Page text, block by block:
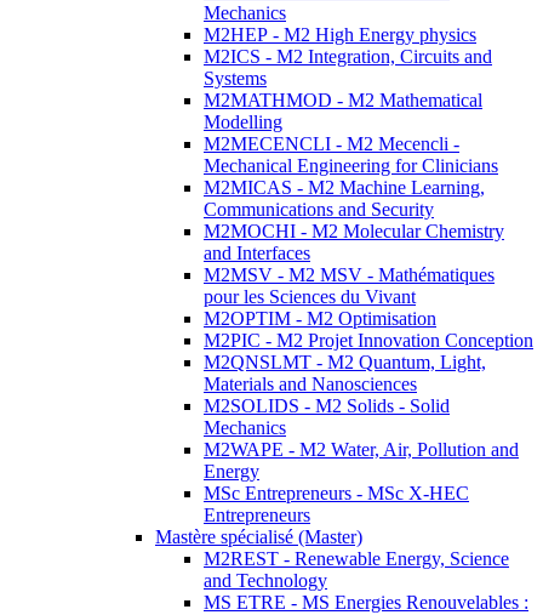
Mechanics
M2HEP - M2 High Energy physics
M2ICS - M2 Integration, Circuits and
Systems
M2MATHMOD - M2 Mathematical
Modelling
M2MECENCLI - M2 Mecencli -
Mechanical Engineering for Clinicians
M2MICAS - M2 Machine Learning,
Communications and Security
M2MOCHI - M2 Molecular Chemistry
and Interfaces
M2MSV - M2 MSV - Mathématiques
pour les Sciences du Vivant
M2OPTIM - M2 Optimisation
M2PIC - M2 Projet Innovation Conception
M2QNSLMT - M2 Quantum, Light,
Materials and Nanosciences
M2SOLIDS - M2 Solids - Solid
Mechanics
M2WAPE - M2 Water, Air, Pollution and
Energy
MSc Entrepreneurs - MSc X-HEC
Entrepreneurs
Mastère spécialisé (Master)
M2REST - Renewable Energy, Science
and Technology
MS ETRE - MS Energies Renouvelables :